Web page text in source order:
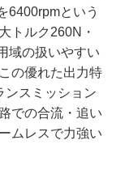
6400rpmという
トルク260N・
域の扱いやすい
の優れた出力特
ンスミッション
での合流・追い
ムレスで力強い